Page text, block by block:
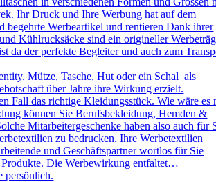
Ihr Druck und Ihre Werbung hat auf dem
begehrte Werbeartikel und rentieren Dank ihrer
Kühlrucksäcke sind ein origineller
da der perfekte Begleiter und auch zum
Mütze, Tasche, Hut oder ein Schal als
über Jahre ihre Wirkung erzielt.
Fall das richtige Kleidungsstück. Wie wäre es
können Sie Berufsbekleidung, Hemden &
Mitarbeitergeschenke haben also auch für
zu bedrucken. Ihre Werbetextilien
und Geschäftspartner wortlos für Sie
Produkte. Die Werbewirkung entfaltet…
persönlich.